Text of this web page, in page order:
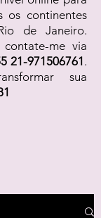
os continentes
de Janeiro.
me via
21-971506761 .
sua